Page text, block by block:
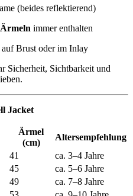
(beides reflektierend)
immer enthalten
Brust oder im Inlay
Sicherheit, Sichtbarkeit und
Jacket
Ärmel
(cm)
Altersempfehlung
41
ca. 3–4 Jahre
45
ca. 5–6 Jahre
49
ca. 7–8 Jahre